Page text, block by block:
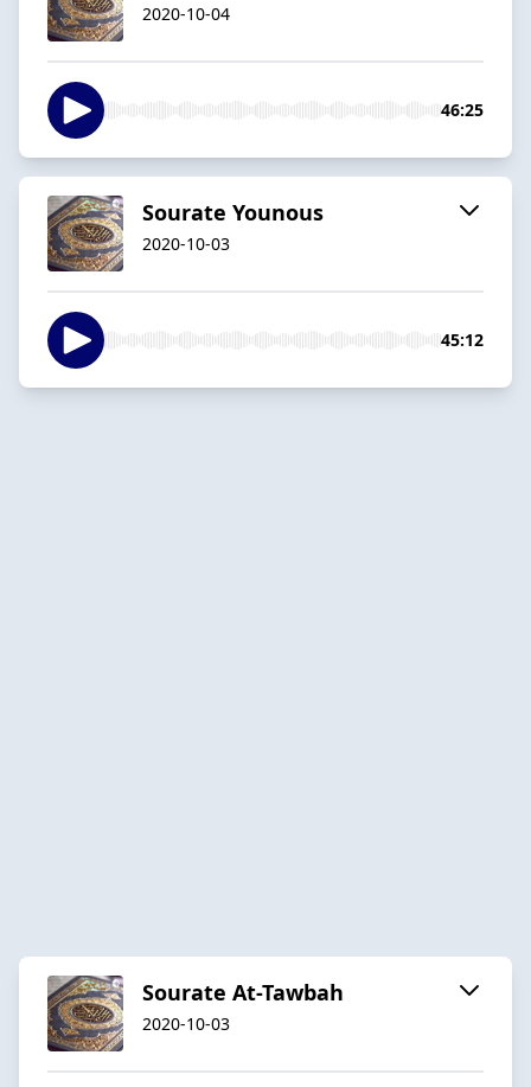
2020-10-04
46:25
Sourate Younous
2020-10-03
45:12
Sourate At-Tawbah
2020-10-03